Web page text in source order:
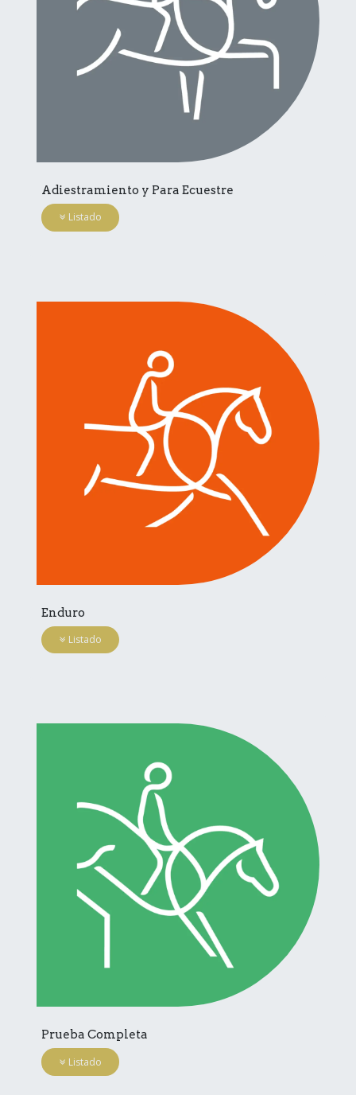
Adiestramiento y Para Ecuestre
Listado
Enduro
Listado
Prueba Completa
Listado